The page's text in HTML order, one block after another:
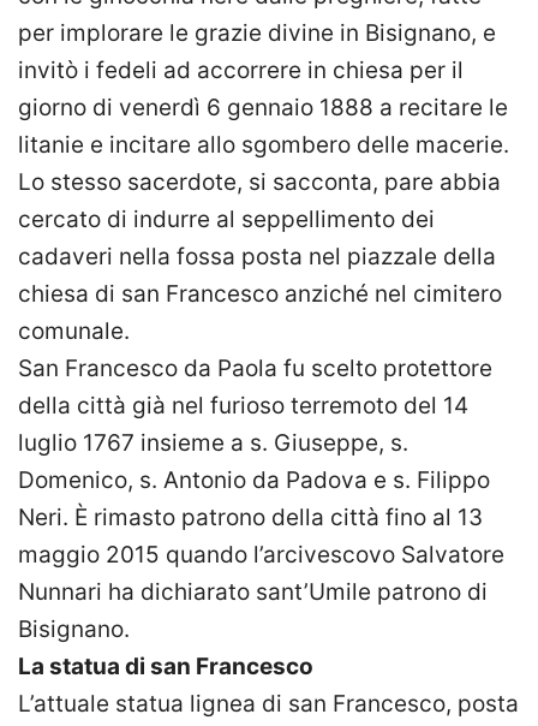
per implorare le grazie divine in Bisignano, e
invitò i fedeli ad accorrere in chiesa per il
giorno di venerdì 6 gennaio 1888 a recitare le
litanie e incitare allo sgombero delle macerie.
Lo stesso sacerdote, si sacconta, pare abbia
cercato di indurre al seppellimento dei
cadaveri nella fossa posta nel piazzale della
chiesa di san Francesco anziché nel cimitero
comunale.
San Francesco da Paola fu scelto protettore
della città già nel furioso terremoto del 14
luglio 1767 insieme a s. Giuseppe, s.
Domenico, s. Antonio da Padova e s. Filippo
Neri. È rimasto patrono della città fino al 13
maggio 2015 quando l’arcivescovo Salvatore
Nunnari ha dichiarato sant’Umile patrono di
Bisignano.
La statua di san Francesco
L’attuale statua lignea di san Francesco, posta